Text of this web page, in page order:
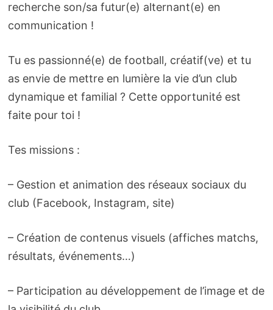
recherche son/sa futur(e) alternant(e) en
communication !
Tu es passionné(e) de football, créatif(ve) et tu
as envie de mettre en lumière la vie d’un club
dynamique et familial ? Cette opportunité est
faite pour toi !
Tes missions :
– Gestion et animation des réseaux sociaux du
club (Facebook, Instagram, site)
– Création de contenus visuels (affiches matchs,
résultats, événements…)
– Participation au développement de l’image et de